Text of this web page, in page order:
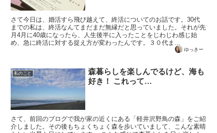
さて今日は、婚活すら飛び越えて、終活についてのお話です。30代
までの私は、終活なんてまだまだ無縁だと思っていました。それが先
月4月に40歳になったら、人生後半に入ったことをじわじわ感じ始
め、急に終活に対する捉え方が変わったんです。３０代ま...
ゆっきー
私のこと
森暮らしを楽しんでるけど、海も
好き！ これって…
さて、前回のブログで我が家の近くにある「軽井沢野鳥の森」をご紹
介しました。その後もちょくちょく森を歩いていまして、こんな素晴